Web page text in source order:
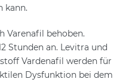
kann.
Varenafil behoben.
Stunden an. Levitra und
Vardenafil werden für
Dysfunktion bei dem